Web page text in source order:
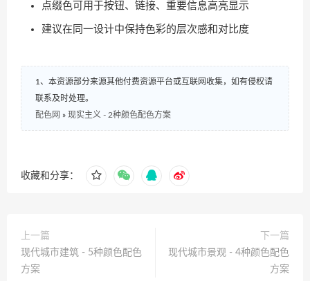
点缀色可用于按钮、链接、重要信息高亮显示
建议在同一设计中保持色彩的层次感和对比度
1、本资源部分来源其他付费资源平台或互联网收集，如有侵权请
联系及时处理。
配色网 » 现实主义 - 2种颜色配色方案
收藏和分享：
上一篇
现代城市建筑 - 5种颜色配色
方案
下一篇
现代城市景观 - 4种颜色配色
方案